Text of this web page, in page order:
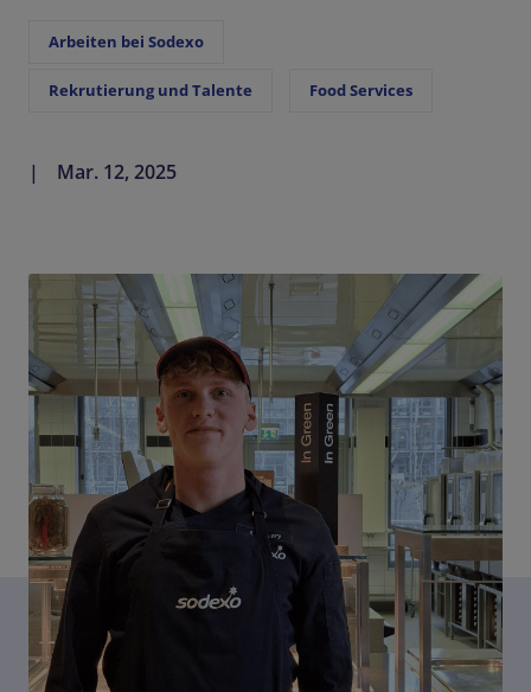
Blog
Arbeiten bei Sodexo
Rekrutierung und Talente Food Services
Mar. 12, 2025